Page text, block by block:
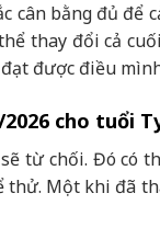
cân bằng đủ
thay đổi cả
được điều
cho tuổi
từ chối. Đó có
thử. Một khi đã